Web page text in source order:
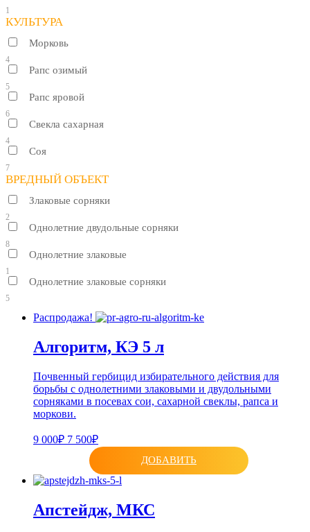
1
КУЛЬТУРА
Морковь
4
Рапс озимый
5
Рапс яровой
6
Свекла сахарная
4
Соя
7
ВРЕДНЫЙ ОБЪЕКТ
Злаковые сорняки
2
Однолетние двудольные сорняки
8
Однолетние злаковые
1
Однолетние злаковые сорняки
5
Распродажа!
Алгоритм, КЭ 5 л
Почвенный гербицид избирательного действия для
борьбы с однолетними злаковыми и двудольными
сорняками в посевах сои, сахарной свеклы, рапса и
моркови.
9 000₽ 7 500₽
ДОБАВИТЬ
Апстейдж, МКС